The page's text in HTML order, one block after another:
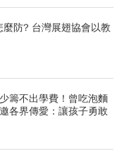
防? 台灣展翅協會以教
籌不出學費！曾吃泡麵
各界傳愛：讓孩子勇敢